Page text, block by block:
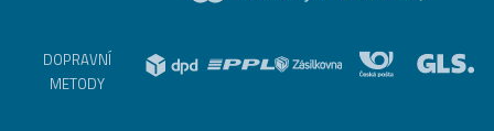
DOPRAVNÍ
METODY